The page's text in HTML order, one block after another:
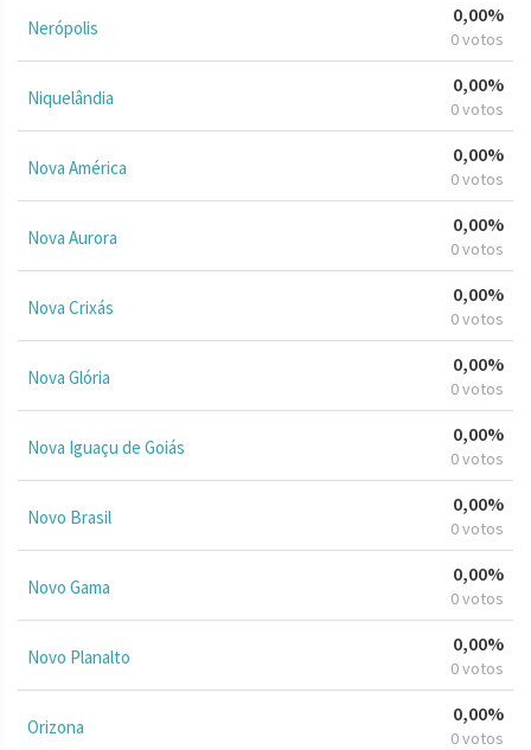
Nerópolis
0,00%
0 votos
Niquelândia
0,00%
0 votos
Nova América
0,00%
0 votos
Nova Aurora
0,00%
0 votos
Nova Crixás
0,00%
0 votos
Nova Glória
0,00%
0 votos
Nova Iguaçu de Goiás
0,00%
0 votos
Novo Brasil
0,00%
0 votos
Novo Gama
0,00%
0 votos
Novo Planalto
0,00%
0 votos
Orizona
0,00%
0 votos